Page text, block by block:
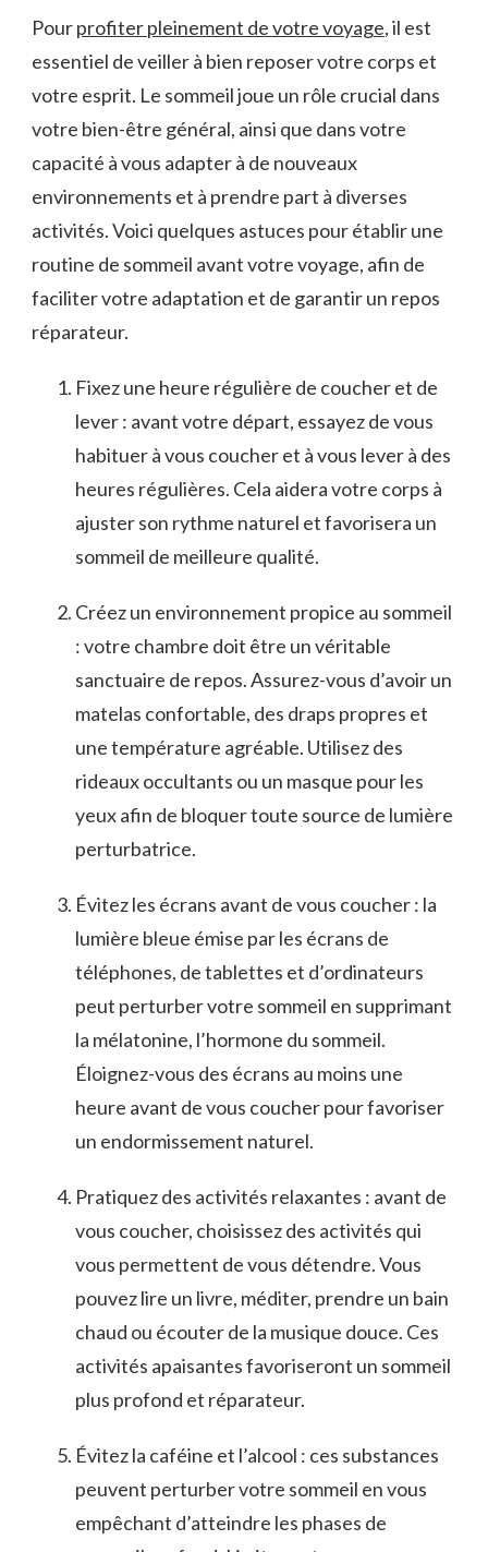
Pourprofiter pleinement de votre voyage, il est
essentiel ‌de veiller‍ à bien reposer votre corps et
votre esprit. Le‍ sommeil joue un rôle‍ crucial dans
votre ​bien-être général, ainsi que ⁤dans votre
capacité à vous adapter à de nouveaux
environnements et à prendre part à diverses
activités. Voici quelques astuces pour établir une
routine de sommeil avant votre voyage, afin de
faciliter votre adaptation et de garantir un repos
réparateur.
Fixez une heure régulière de coucher et de
lever : avant votre départ, essayez de vous
habituer à vous coucher et à‍ vous lever à des
heures régulières. Cela aidera votre ‍corps à
ajuster‍ son rythme naturel et favorisera un
sommeil de ⁤meilleure qualité.
Créez un environnement propice ⁢au sommeil
: votre chambre doit être un véritable
sanctuaire de repos. Assurez-vous d’avoir un
matelas confortable, des ‍draps⁤ propres et
une température agréable. Utilisez des
rideaux occultants⁢ ou un masque pour les
yeux⁢ afin de bloquer toute source⁣ de lumière
perturbatrice.
Évitez les écrans avant de vous coucher : la
lumière bleue‍ émise par​ les ⁤écrans de
téléphones, de tablettes et d’ordinateurs
peut perturber votre sommeil⁣ en supprimant
⁣la mélatonine, l’hormone du ⁤sommeil.
Éloignez-vous ‍des écrans au moins ‍une
heure avant de vous⁣ coucher pour favoriser
un endormissement naturel.
Pratiquez des activités relaxantes : avant⁤ de
vous coucher, choisissez des activités qui
vous permettent de⁢ vous détendre. Vous⁣
pouvez lire un livre, méditer, prendre un ​bain
chaud ou écouter de la musique douce. Ces
activités apaisantes favoriseront ⁤un sommeil
plus profond et réparateur.
Évitez la⁢ caféine et l’alcool ‍: ces substances
peuvent‍ perturber votre sommeil en vous
empêchant d’atteindre les phases de